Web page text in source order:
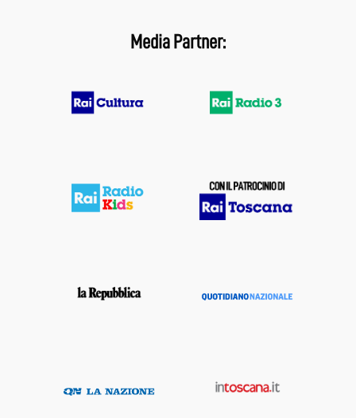
Media Partner: